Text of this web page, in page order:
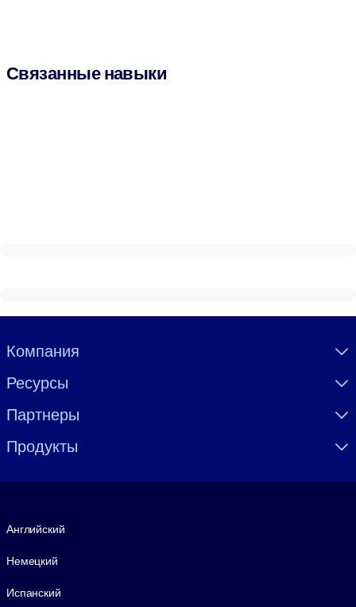
Связанные навыки
Visually hidden Text
Компания
Ресурсы
Партнеры
Продукты
Английский
Немецкий
Испанский